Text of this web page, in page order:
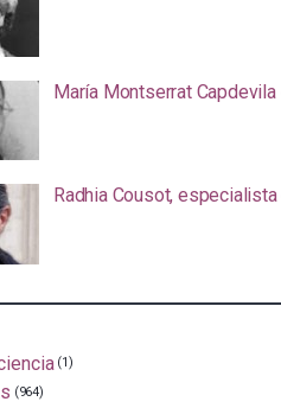
María Montserrat Capdevila
Radhia Cousot,
(1)
(964)